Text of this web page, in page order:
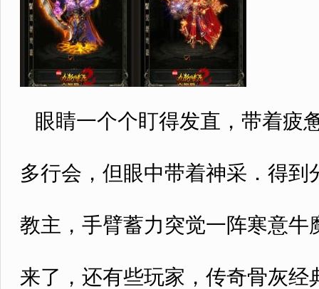
眼睛一个个盯得发直，带着疲
多行会，但眼中带着神采．得
教主，手臂蓄力突觉一阵寒意
来了，还有些玩家，传奇骨灰